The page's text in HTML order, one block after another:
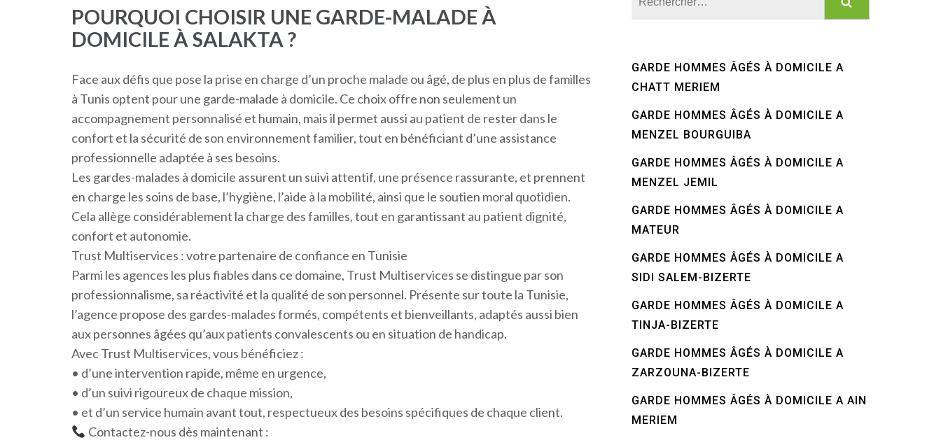
POURQUOI CHOISIR UNE GARDE-MALADE À
DOMICILE À SALAKTA ?
Face aux défis que pose la prise en charge d’un proche malade ou âgé, de plus en plus de familles
à Tunis optent pour une garde-malade à domicile. Ce choix offre non seulement un
accompagnement personnalisé et humain, mais il permet aussi au patient de rester dans le
confort et la sécurité de son environnement familier, tout en bénéficiant d’une assistance
professionnelle adaptée à ses besoins.
Les gardes-malades à domicile assurent un suivi attentif, une présence rassurante, et prennent
en charge les soins de base, l’hygiène, l’aide à la mobilité, ainsi que le soutien moral quotidien.
Cela allège considérablement la charge des familles, tout en garantissant au patient dignité,
confort et autonomie.
Trust Multiservices : votre partenaire de confiance en Tunisie
Parmi les agences les plus fiables dans ce domaine, Trust Multiservices se distingue par son
professionnalisme, sa réactivité et la qualité de son personnel. Présente sur toute la Tunisie,
l’agence propose des gardes-malades formés, compétents et bienveillants, adaptés aussi bien
aux personnes âgées qu’aux patients convalescents ou en situation de handicap.
Avec Trust Multiservices, vous bénéficiez :
• d’une intervention rapide, même en urgence,
• d’un suivi rigoureux de chaque mission,
• et d’un service humain avant tout, respectueux des besoins spécifiques de chaque client.
Contactez-nous dès maintenant :
GARDE HOMMES ÂGÉS À DOMICILE A
CHATT MERIEM
GARDE HOMMES ÂGÉS À DOMICILE A
MENZEL BOURGUIBA
GARDE HOMMES ÂGÉS À DOMICILE A
MENZEL JEMIL
GARDE HOMMES ÂGÉS À DOMICILE A
MATEUR
GARDE HOMMES ÂGÉS À DOMICILE A
SIDI SALEM-BIZERTE
GARDE HOMMES ÂGÉS À DOMICILE A
TINJA-BIZERTE
GARDE HOMMES ÂGÉS À DOMICILE A
ZARZOUNA-BIZERTE
GARDE HOMMES ÂGÉS À DOMICILE A AIN
MERIEM